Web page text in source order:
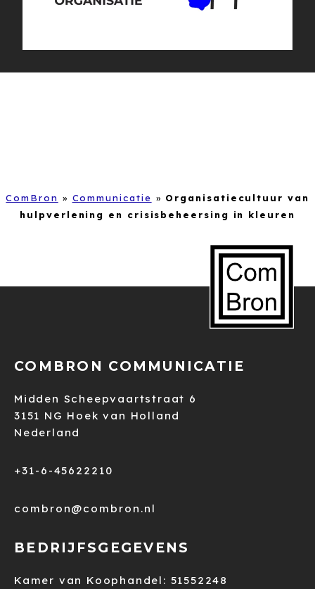
ComBron » Communicatie » Organisatiecultuur van
hulpverlening en crisisbeheersing in kleuren
COMBRON COMMUNICATIE
Midden Scheepvaartstraat 6
3151 NG Hoek van Holland
Nederland
+31-6-45622210
combron@combron.nl
BEDRIJFSGEGEVENS
Kamer van Koophandel: 51552248